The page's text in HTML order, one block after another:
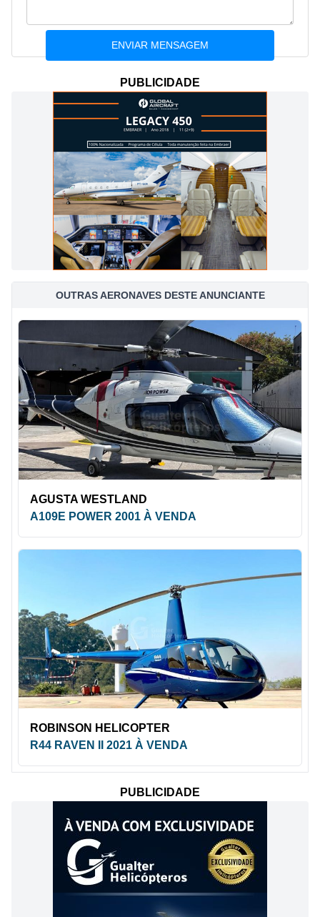
PUBLICIDADE
OUTRAS AERONAVES DESTE ANUNCIANTE
AGUSTA WESTLAND
A109E POWER 2001 À VENDA
ROBINSON HELICOPTER
R44 RAVEN II 2021 À VENDA
PUBLICIDADE